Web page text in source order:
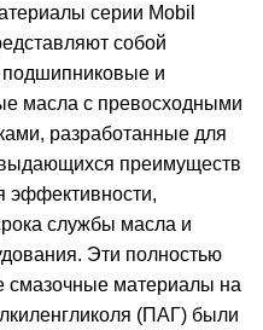
серии Mobil
собой
подшипниковые и
масла с превосходными
разработанные для
преимуществ
эффективности,
службы масла и
Эти полностью
смазочные материалы на
(ПАГ) были